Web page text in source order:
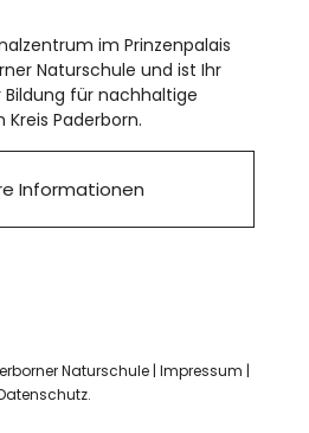
im Prinzenpalais
Naturschule und ist Ihr
für nachhaltige
Kreis Paderborn.
Informationen
Naturschule | Impressum